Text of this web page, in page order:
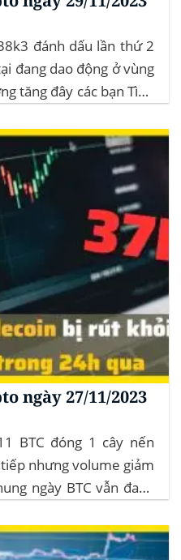
đánh dấu lần thứ 2
đang dao động ở vùng
tăng đây các bạn Tình
ngày 27/11/2023
BTC đóng 1 cây nến
nhưng volume giảm
ngày BTC vẫn đang
các sàn giao dịch...